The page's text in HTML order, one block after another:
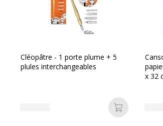
Cléopâtre - 1 porte plume + 5
plules interchangeables
Ajouter au
x 32